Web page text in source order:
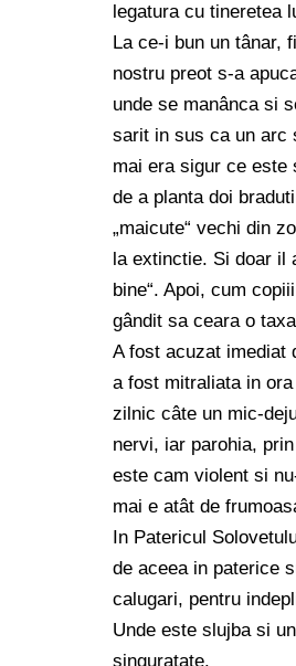
legatura cu tineretea
La ce-i bun un tânar,
nostru preot s-a
unde se manânca si
sarit in sus ca un arc
mai era sigur ce este
de a planta doi
„maicute“ vechi din
la extinctie. Si doar il
bine“. Apoi, cum
gândit sa ceara o
A fost acuzat imediat
a fost mitraliata in
zilnic câte un mic-
nervi, iar parohia,
este cam violent si
mai e atât de
In Patericul
de aceea in paterice
calugari, pentru
Unde este slujba si
singuratate.